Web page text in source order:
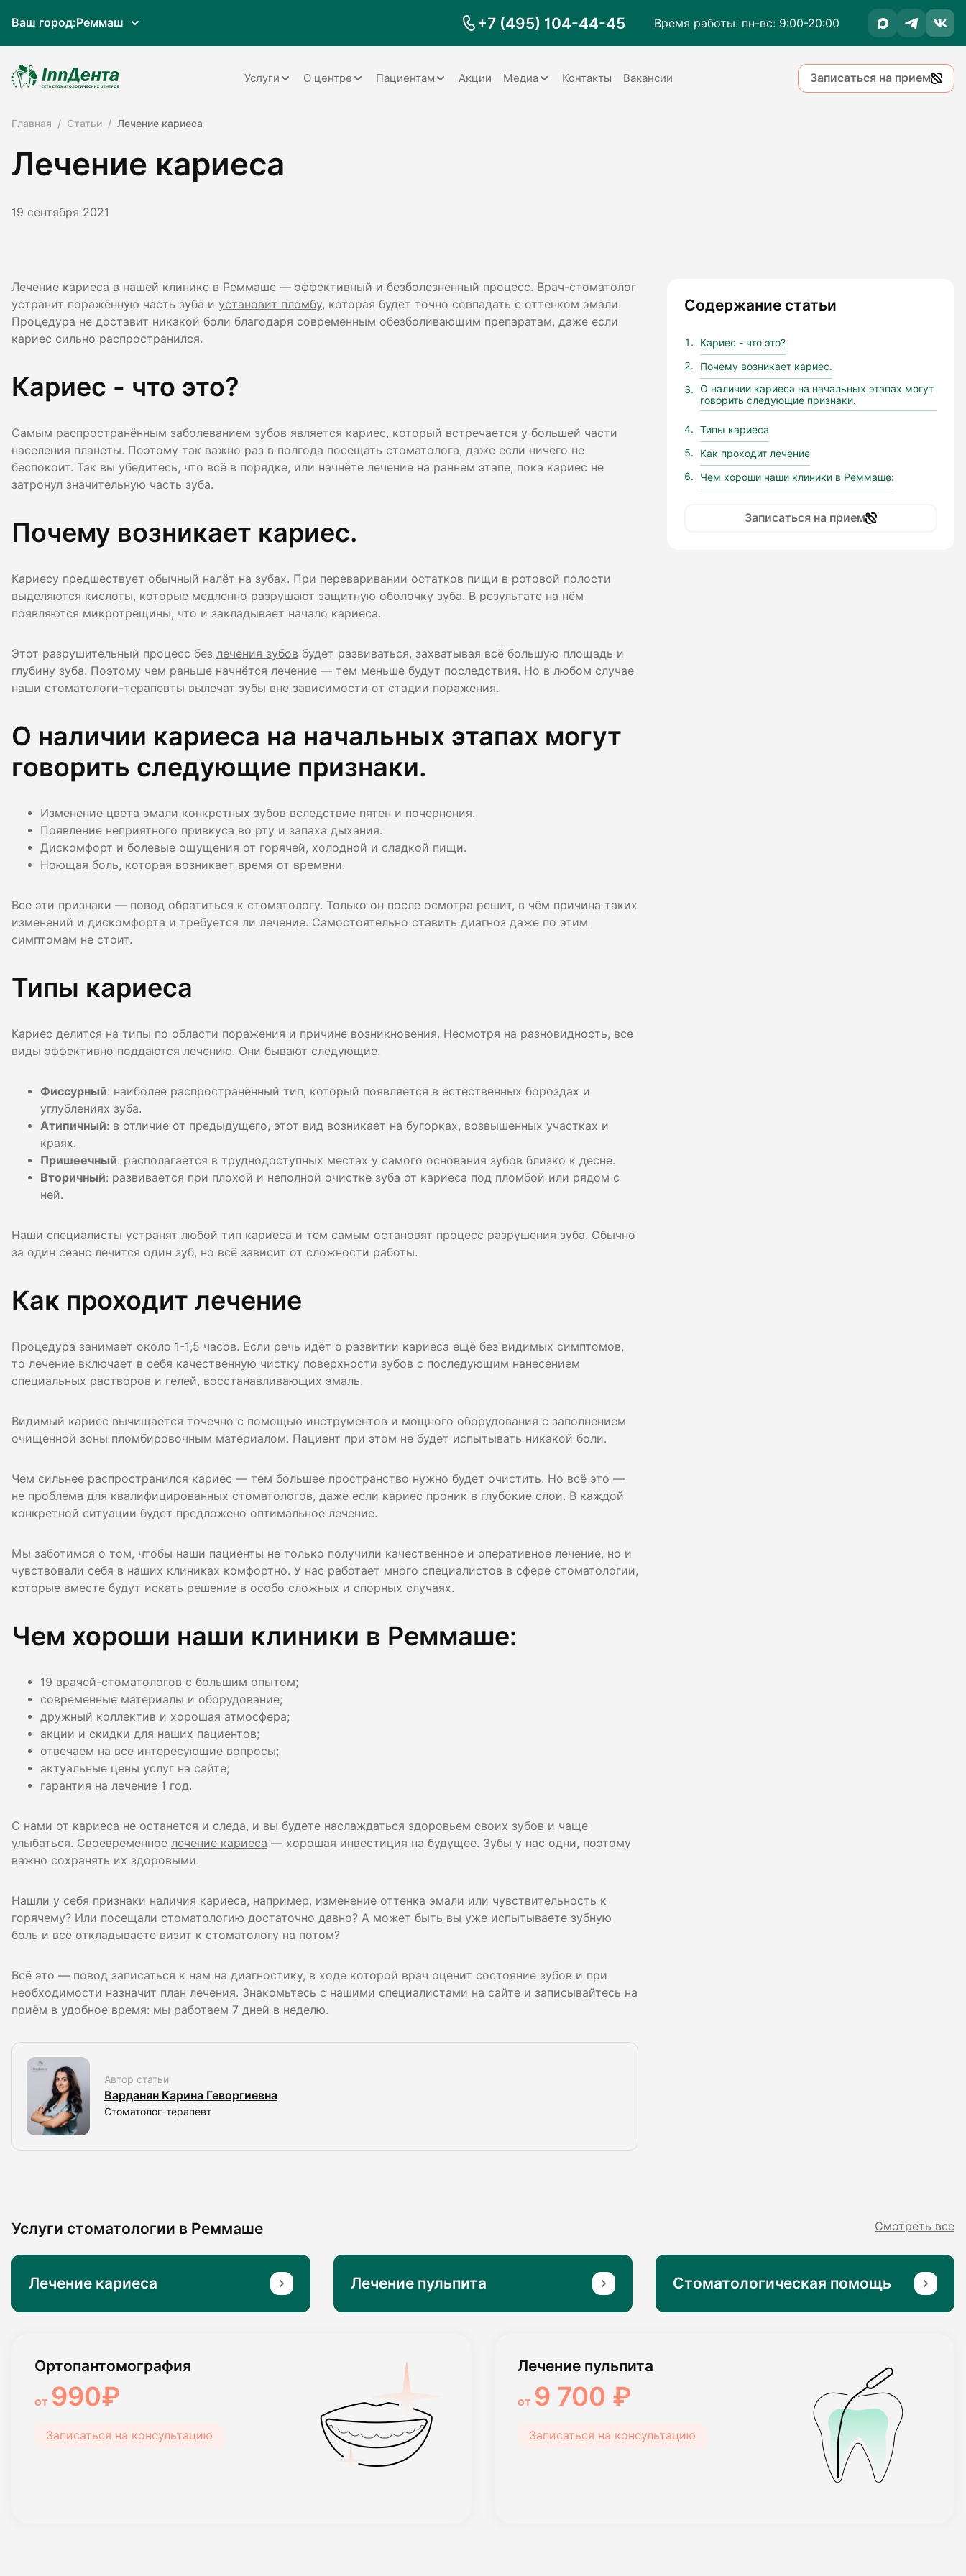
Ваш город:Реммаш +7 (495) 104-44-45 Время работы: пн-вс: 9:00-20:00
Услуги
Ортопедия
Детская стоматология
О центре Пациентам Акции Медиа Контакты Вакансии Записаться на прием
Главная Статьи Лечение кариеса
Лечение кариеса
19 сентября 2021
Содержание статьи
Кариес - что это?
Почему возникает кариес.
О наличии кариеса на начальных этапах могут
говорить следующие признаки.
Типы кариеса
Как проходит лечение
Чем хороши наши клиники в Реммаше:
Записаться на прием
Лечение кариеса в нашей клинике в Реммаше — эффективный и безболезненный процесс. Врач-стоматолог
устранит поражённую часть зуба и установит пломбу, которая будет точно совпадать с оттенком эмали.
Процедура не доставит никакой боли благодаря современным обезболивающим препаратам, даже если
кариес сильно распространился.
Кариес - что это?
Самым распространённым заболеванием зубов является кариес, который встречается у большей части
населения планеты. Поэтому так важно раз в полгода посещать стоматолога, даже если ничего не
беспокоит. Так вы убедитесь, что всё в порядке, или начнёте лечение на раннем этапе, пока кариес не
затронул значительную часть зуба.
Почему возникает кариес.
Кариесу предшествует обычный налёт на зубах. При переваривании остатков пищи в ротовой полости
выделяются кислоты, которые медленно разрушают защитную оболочку зуба. В результате на нём
появляются микротрещины, что и закладывает начало кариеса.
Этот разрушительный процесс без лечения зубов будет развиваться, захватывая всё большую площадь и
глубину зуба. Поэтому чем раньше начнётся лечение — тем меньше будут последствия. Но в любом случае
наши стоматологи-терапевты вылечат зубы вне зависимости от стадии поражения.
О наличии кариеса на начальных этапах могут
говорить следующие признаки.
Изменение цвета эмали конкретных зубов вследствие пятен и почернения.
Появление неприятного привкуса во рту и запаха дыхания.
Дискомфорт и болевые ощущения от горячей, холодной и сладкой пищи.
Ноющая боль, которая возникает время от времени.
Все эти признаки — повод обратиться к стоматологу. Только он после осмотра решит, в чём причина таких
изменений и дискомфорта и требуется ли лечение. Самостоятельно ставить диагноз даже по этим
симптомам не стоит.
Типы кариеса
Кариес делится на типы по области поражения и причине возникновения. Несмотря на разновидность, все
виды эффективно поддаются лечению. Они бывают следующие.
Фиссурный: наиболее распространённый тип, который появляется в естественных бороздах и
углублениях зуба.
Атипичный: в отличие от предыдущего, этот вид возникает на бугорках, возвышенных участках и
краях.
Пришеечный: располагается в труднодоступных местах у самого основания зубов близко к десне.
Вторичный: развивается при плохой и неполной очистке зуба от кариеса под пломбой или рядом с
ней.
Наши специалисты устранят любой тип кариеса и тем самым остановят процесс разрушения зуба. Обычно
за один сеанс лечится один зуб, но всё зависит от сложности работы.
Как проходит лечение
Процедура занимает около 1-1,5 часов. Если речь идёт о развитии кариеса ещё без видимых симптомов,
то лечение включает в себя качественную чистку поверхности зубов с последующим нанесением
специальных растворов и гелей, восстанавливающих эмаль.
Видимый кариес вычищается точечно с помощью инструментов и мощного оборудования с заполнением
очищенной зоны пломбировочным материалом. Пациент при этом не будет испытывать никакой боли.
Чем сильнее распространился кариес — тем большее пространство нужно будет очистить. Но всё это —
не проблема для квалифицированных стоматологов, даже если кариес проник в глубокие слои. В каждой
конкретной ситуации будет предложено оптимальное лечение.
Мы заботимся о том, чтобы наши пациенты не только получили качественное и оперативное лечение, но и
чувствовали себя в наших клиниках комфортно. У нас работает много специалистов в сфере стоматологии,
которые вместе будут искать решение в особо сложных и спорных случаях.
Чем хороши наши клиники в Реммаше:
19 врачей-стоматологов с большим опытом;
современные материалы и оборудование;
дружный коллектив и хорошая атмосфера;
акции и скидки для наших пациентов;
отвечаем на все интересующие вопросы;
актуальные цены услуг на сайте;
гарантия на лечение 1 год.
С нами от кариеса не останется и следа, и вы будете наслаждаться здоровьем своих зубов и чаще
улыбаться. Своевременное лечение кариеса — хорошая инвестиция на будущее. Зубы у нас одни, поэтому
важно сохранять их здоровыми.
Нашли у себя признаки наличия кариеса, например, изменение оттенка эмали или чувствительность к
горячему? Или посещали стоматологию достаточно давно? А может быть вы уже испытываете зубную
боль и всё откладываете визит к стоматологу на потом?
Всё это — повод записаться к нам на диагностику, в ходе которой врач оценит состояние зубов и при
необходимости назначит план лечения. Знакомьтесь с нашими специалистами на сайте и записывайтесь на
приём в удобное время: мы работаем 7 дней в неделю.
Автор статьи
Варданян Карина Геворгиевна
Стоматолог-терапевт
Услуги стоматологии в Реммаше Смотреть все
Лечение кариеса Лечение пульпита Стоматологическая помощь
Ортопантомография
от 990₽
Записаться на консультацию
Лечение пульпита
от 9 700 ₽
Записаться на консультацию